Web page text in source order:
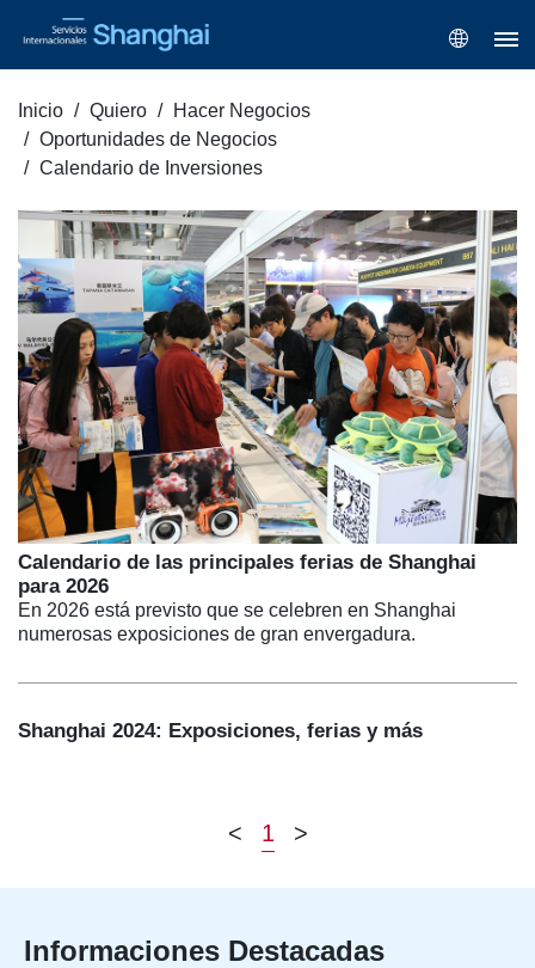
Inicio Quiero
Hacer Negocios
Oportunidades de Negocios
Calendario de Inversiones
Calendario de las principales ferias de Shanghai
para 2026
En 2026 está previsto que se celebren en Shanghai
numerosas exposiciones de gran envergadura.
Shanghai 2024: Exposiciones, ferias y más
< 1 >
Informaciones Destacadas